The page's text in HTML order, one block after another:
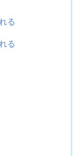
る
る